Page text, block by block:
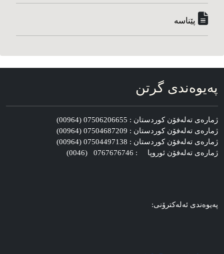
پێناسه‌
په‌یوه‌ندی گرتن
ژماره‌ی ته‌له‌فۆن کوردستان : 07506206655 (00964)
ژماره‌ی ته‌له‌فۆن کوردستان : 07504687209 (00964)
ژماره‌ی ته‌له‌فۆن کوردستان : 07504497138 (00964)
ژماره‌ی ته‌له‌فۆن ئوروپا : 0767676746 (0046)
په‌یوه‌ندی ئه‌له‌کترۆنی: